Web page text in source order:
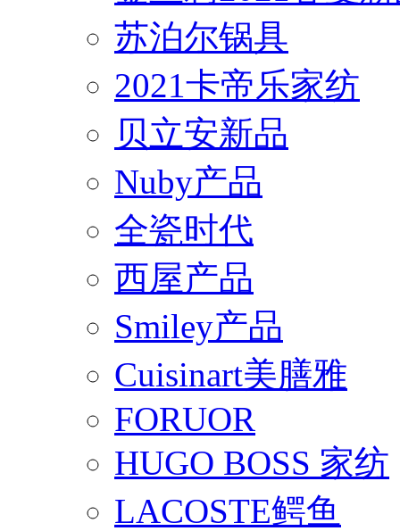
苏泊尔锅具
2021卡帝乐家纺
贝立安新品
Nuby产品
全瓷时代
西屋产品
Smiley产品
Cuisinart美膳雅
FORUOR
HUGO BOSS 家纺
LACOSTE鳄鱼